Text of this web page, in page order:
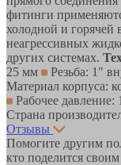
фитинги
холодной и горячей
неагрессивных
других системах.
25 мм
Резьба: 1"
Материал корпуса:
Рабочее давление:
Страна
Отзывы
Помогите другим
кто поделится